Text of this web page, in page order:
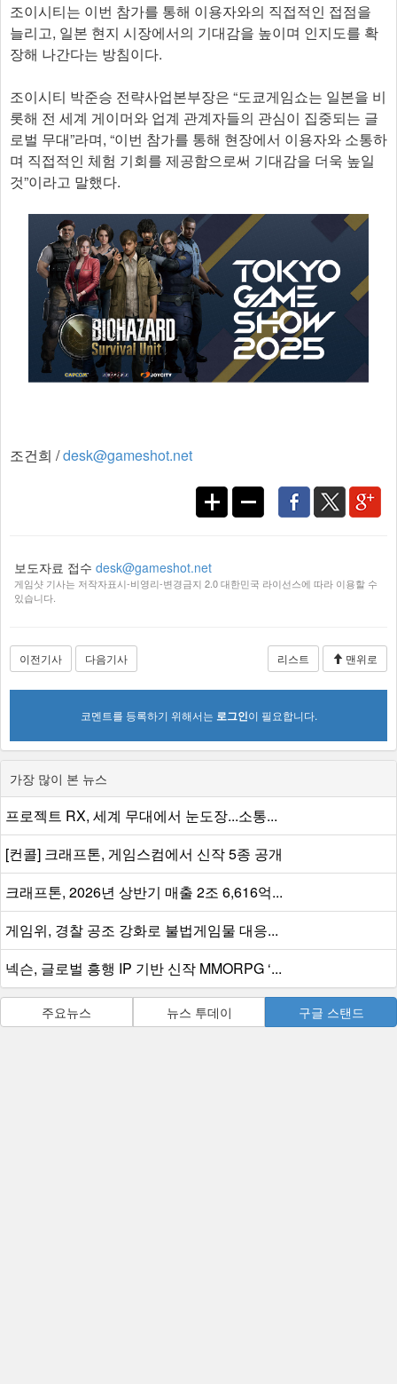
조이시티는 이번 참가를 통해 이용자와의 직접적인 접점을
늘리고, 일본 현지 시장에서의 기대감을 높이며 인지도를 확
장해 나간다는 방침이다.
조이시티 박준승 전략사업본부장은 “도쿄게임쇼는 일본을 비
롯해 전 세계 게이머와 업계 관계자들의 관심이 집중되는 글
로벌 무대”라며, “이번 참가를 통해 현장에서 이용자와 소통하
며 직접적인 체험 기회를 제공함으로써 기대감을 더욱 높일
것”이라고 말했다.​
조건희 /desk@gameshot.net
보도자료 접수 desk@gameshot.net
게임샷 기사는 저작자표시-비영리-변경금지 2.0 대한민국 라이선스에 따라 이용할 수
있습니다.
이전기사 다음기사 리스트 맨위로
코멘트를 등록하기 위해서는 로그인이 필요합니다.
가장 많이 본 뉴스
프로젝트 RX, 세계 무대에서 눈도장...소통...
[컨콜] 크래프톤, 게임스컴에서 신작 5종 공개
크래프톤, 2026년 상반기 매출 2조 6,616억...
게임위, 경찰 공조 강화로 불법게임물 대응...
넥슨, 글로벌 흥행 IP 기반 신작 MMORPG ‘...
주요뉴스 뉴스 투데이 구글 스탠드